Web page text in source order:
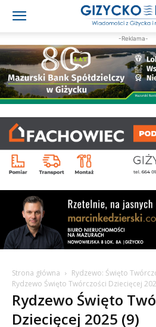
-Reklama-
Strona główna
Rydzewo: Święto
Rydzewo Święto Twórczości Dziecięcej
Rydzewo Święto
Dziecięcej 2025 (9)